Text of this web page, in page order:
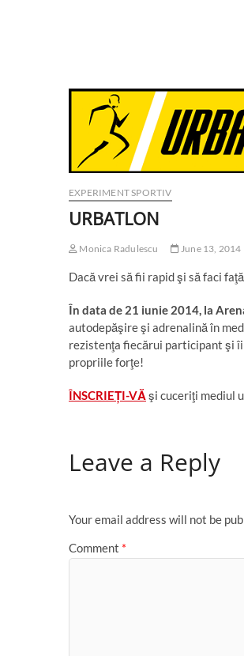
EXPERIMENT SPORTIV
URBATLON
Monica Radulescu June 13, 2014
Dacă vrei să fii rapid şi să faci
În data de 21 iunie 2014, la
autodepăşire şi adrenalină în
rezistenţa fiecărui participant şi
propriile forţe!
ÎNSCRIEȚI-VĂ şi cuceriţi mediul
Leave a Reply
Your email address will not be
Comment *